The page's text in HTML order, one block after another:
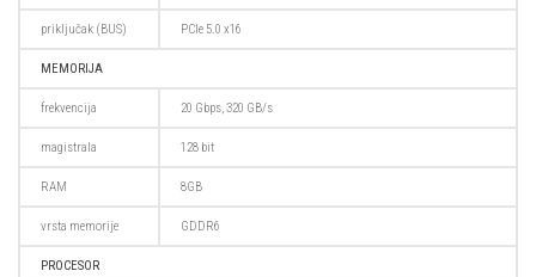
priključak (BUS) PCIe 5.0 x16
MEMORIJA
frekvencija 20 Gbps, 320 GB/s
magistrala 128 bit
RAM 8GB
vrsta memorije GDDR6
PROCESOR